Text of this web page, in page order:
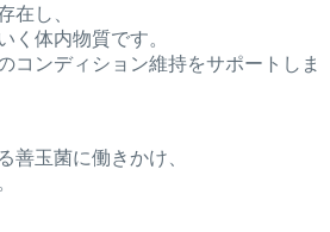
在し、
く体内物質です。
コンディション維持をサポートしま
善玉菌に働きかけ、